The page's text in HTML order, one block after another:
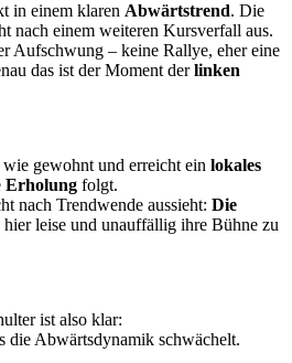
in einem klaren Abwärtstrend. Die
nach einem weiteren Kursverfall aus.
Aufschwung – keine Rallye, eher eine
das ist der Moment derlinken
gewohnt und erreicht ein lokales
Erholung folgt.
nach Trendwende aussieht: Die
hier leise und unauffällig ihre Bühne zu
ist also klar:
die Abwärtsdynamik schwächelt.